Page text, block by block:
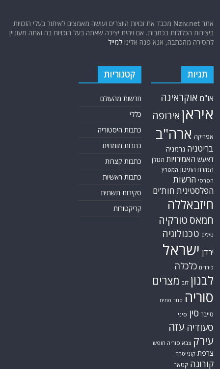
אתר Nziv.net מכבד את זכויות היוצרים ועושה מאמצים לאיתור בעלי הזכויות
ביצירות הכלולות בכתבות. אם זיהית יצירה שאתה בעל הזכויות בה ואתה מעוניין
להסירה מהכתבה, אנא פנה אלינולמייל
תגיות
או"ם אוקראינה
איראן אירופה
אפריקה ארה"ב
בריטניה גרמניה
דאעש האמירויות הגולן
המזרח התיכון המפרץ
הפרסי הרשות
הפלסטינית חות'ים
חיזבאללה
חמאס טורקיה
טילים טכנולוגיה
ירדן ישראל
כורדים כלכלה
לבנון לוב מצרים
סוריה סחר סמים
סייבר סין סיני
סעודיה עזה
עירק צבא סוריה חופשי
צרפת קונייטרה
קורונה קטאר
קטגוריות
חדשות מהעולם
כללי
כתבות היסטוריה
כתבות מומחים
כתבות קצרות
כתבות ראשיות
סקירות תשתית
קריקטורות